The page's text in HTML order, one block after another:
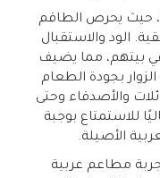
حيث يحرص الطاقم
الود والاستقبال
في بيتهم، مما يضيف
بجودة الطعام
والأصدقاء وحتى
للاستمتاع بوجبة
الأصيلة.
مطاعم عربية